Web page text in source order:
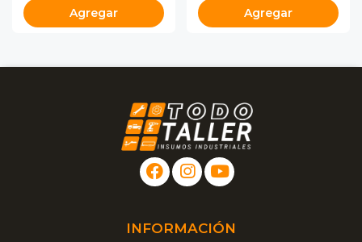
Agregar Agregar
INFORMACIÓN